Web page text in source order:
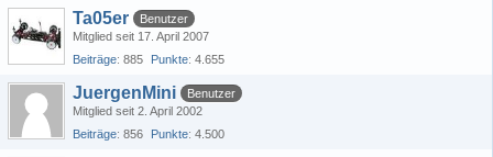
Ta05er
Benutzer
Mitglied seit 17. April 2007
Beiträge 885 Punkte 4.655
JuergenMini
Benutzer
Mitglied seit 2. April 2002
Beiträge 856 Punkte 4.500